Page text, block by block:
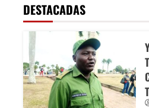
DESTACADAS